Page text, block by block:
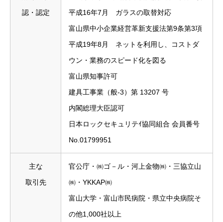
認・認定
平成16年7月 ガラスの取替対応
富山県中小企業経営革新支援法第9条第3項
平成19年8月 ネットを利用し、コストダ
ウン・業務のスピード化を図る
富山県知事許可
建具工事業（般-3）第 13207 号
内閣総理大臣認可
日本ロックセキュリテｲ協同組合 会員番号
No.01799951
主な
取引先
官公庁・㈱ゴ－ル・河上金物㈱・三協立山
㈱・YKKAP㈱
富山大学・富山市民病院・県立中央病院そ
の他1,000社以上